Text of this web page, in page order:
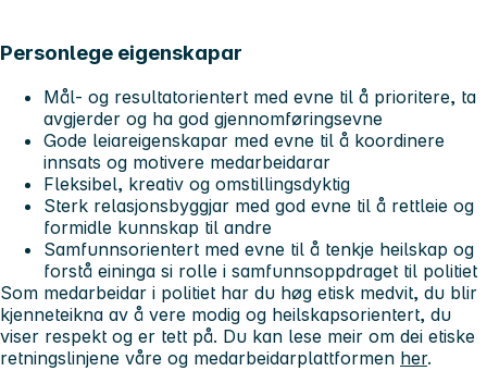
Personlege eigenskapar
Mål- og resultatorientert med evne til å prioritere, ta
avgjerder og ha god gjennomføringsevne
Gode leiareigenskapar med evne til å koordinere
innsats og motivere medarbeidarar
Fleksibel, kreativ og omstillingsdyktig
Sterk relasjonsbyggjar med god evne til å rettleie og
formidle kunnskap til andre
Samfunnsorientert med evne til å tenkje heilskap og
forstå eininga si rolle i samfunnsoppdraget til politiet
Som medarbeidar i politiet har du høg etisk medvit, du blir
kjenneteikna av å vere modig og heilskapsorientert, du
viser respekt og er tett på. Du kan lese meir om dei etiske
retningslinjene våre og medarbeidarplattformen her.